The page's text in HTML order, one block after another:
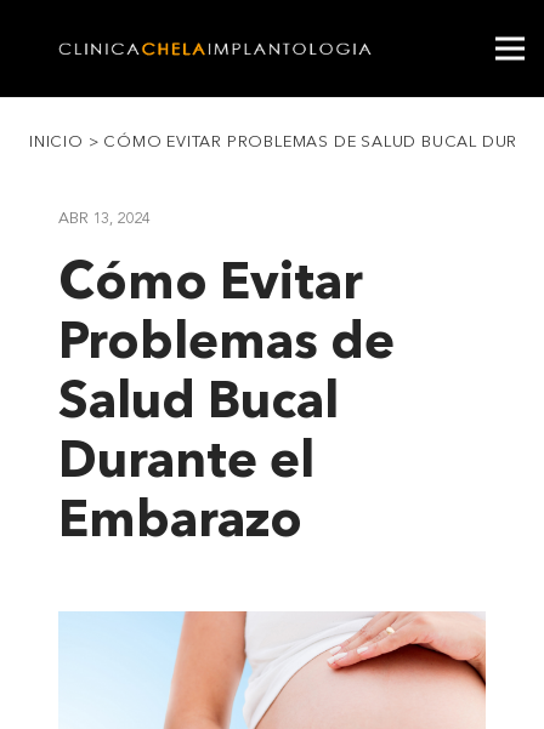
INICIO > CÓMO EVITAR PROBLEMAS DE SALUD BUCAL
ABR 13, 2024
Cómo Evitar
Problemas de
Salud Bucal
Durante el
Embarazo